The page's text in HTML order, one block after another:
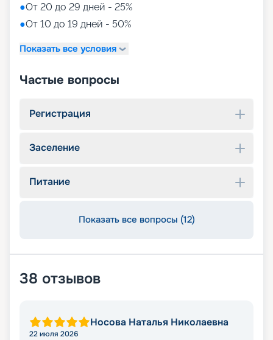
●От 20 до 29 дней - 25%
●От 10 до 19 дней - 50%
Показать все условия
Частые вопросы
Регистрация
Заселение
Питание
Показать все вопросы (12)
38 отзывов
Носова Наталья Николаевна
22 июля 2026